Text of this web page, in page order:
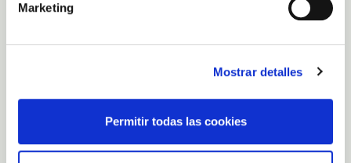
Marketing
Mostrar detalles
Permitir todas las cookies